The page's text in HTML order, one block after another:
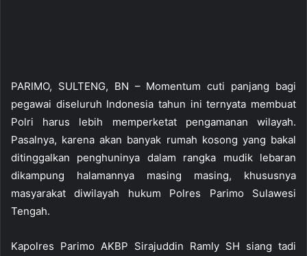
PARIMO, SULTENG, BN – Momentum cuti panjang bagi
pegawai diseluruh Indonesia tahun ini ternyata membuat
Polri harus lebih memperketat pengamanan wilayah.
Pasalnya, karena akan banyak rumah kosong yang bakal
ditinggalkan penghuninya dalam rangka mudik lebaran
dikampung halamannya masing masing, khususnya
masyarakat diwilayah hukum Polres Parimo Sulawesi
Tengah.
Kapolres Parimo AKBP Sirajuddin Ramly SH siang tadi